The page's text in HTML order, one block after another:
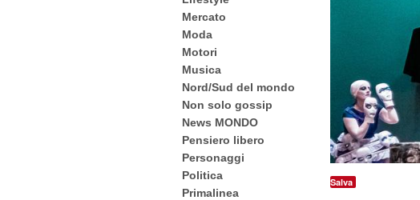
Mercato
Moda
Motori
Musica
Nord/Sud del mondo
Non solo gossip
News MONDO
Pensiero libero
Personaggi
Politica
Primalinea
Salva